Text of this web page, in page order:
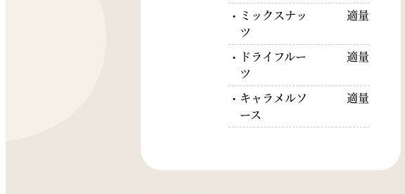
ミックスナッ
ツ
適量
ドライフルー
ツ
適量
キャラメルソ
ース
適量